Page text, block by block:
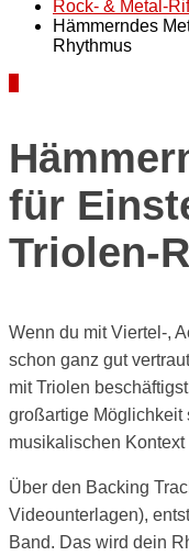
Rock- & Metal-
Hämmerndes
Rhythmus
für
Triolen-
Wenn du mit Viertel-,
schon ganz gut
mit Triolen
großartige Möglichkeit
musikalischen
Über den Backing
Videounterlagen),
Band. Das wird dein